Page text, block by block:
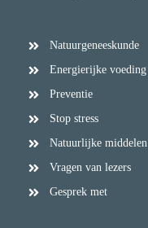
Natuurgeneeskunde
Energierijke voeding
Preventie
Stop stress
Natuurlijke middelen
Vragen van lezers
Gesprek met